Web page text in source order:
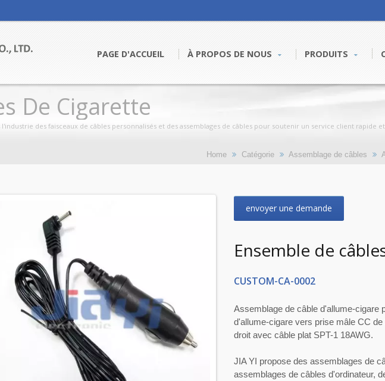
PAGE D'ACCUEIL À PROPOS DE NOUS PRODUITS
De Cigarette
des faisceaux de câbles personnalisés et des assemblages de câbles pour soutenir un service client rapide
Home Catégorie Assemblage de câbles
envoyer une demande
Ensemble de
CUSTOM-CA-0002
Assemblage de câble d'allume-cigare
d'allume-cigare vers prise mâle CC
droit avec câble plat SPT-1 18AWG.
JIA YI propose des assemblages de
assemblages de câbles d'ordinateur,